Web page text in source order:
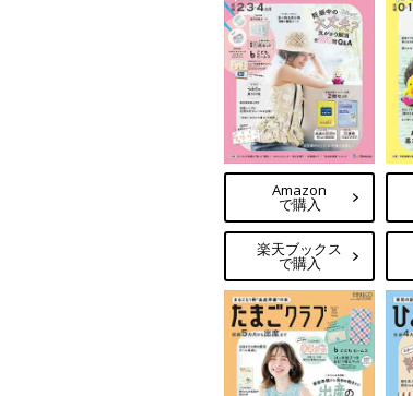
Amazon
で購入
楽天ブックス
で購入